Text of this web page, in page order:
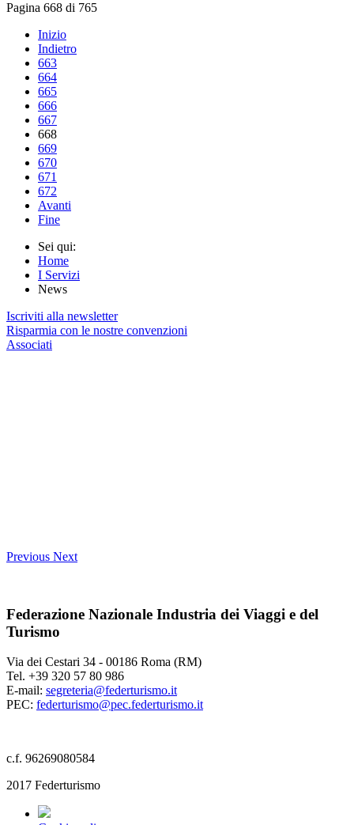
Pagina 668 di 765
Inizio
Indietro
663
664
665
666
667
668
669
670
671
672
Avanti
Fine
Sei qui:
Home
I Servizi
News
Iscriviti alla newsletter
Risparmia con le nostre convenzioni
Associati
Previous Next
Federazione Nazionale Industria dei Viaggi e del
Turismo
Via dei Cestari 34 - 00186 Roma (RM)
Tel. +39 320 57 80 986
E-mail: segreteria@federturismo.it
PEC: federturismo@pec.federturismo.it
c.f. 96269080584
2017 Federturismo